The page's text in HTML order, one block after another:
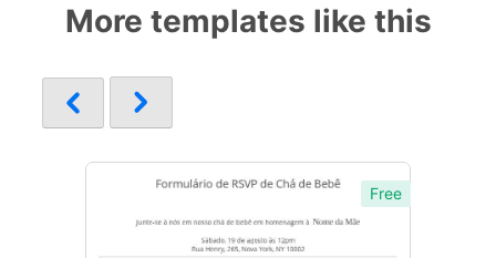
More templates like this
Free